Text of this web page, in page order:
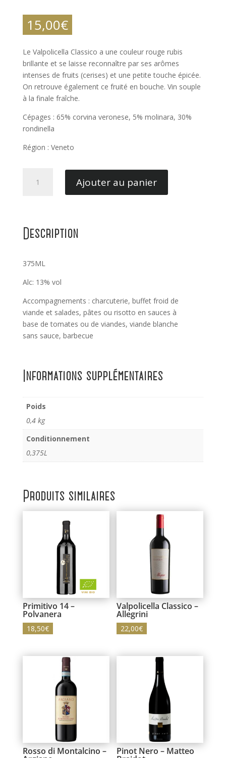
15,00€
Le Valpolicella Classico a une couleur rouge rubis
brillante et se laisse reconnaître par ses arômes
intenses de fruits (cerises) et une petite touche épicée.
On retrouve également ce fruité en bouche. Vin souple
à la finale fraîche.
Cépages : 65% corvina veronese, 5% molinara, 30%
rondinella
Région : Veneto
Allegrini
Ajouter au panier
Description
375ML
Alc: 13% vol
Accompagnements : charcuterie, buffet froid de
viande et salades, pâtes ou risotto en sauces à
base de tomates ou de viandes, viande blanche
sans sauce, barbecue
Informations supplémentaires
Poids
0,4 kg
Conditionnement
0,375L
Produits similaires
Primitivo 14 –
Polvanera
18,50€
Valpolicella Classico –
Allegrini
22,00€
Rosso di Montalcino – Pinot Nero – Matteo